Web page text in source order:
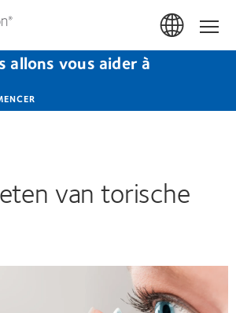
allons vous aider à
van torische